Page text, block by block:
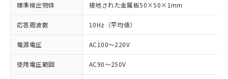
標準検出物体 接地された金属板50×50×1mm
応答周波数 10Hz（平均値）
電源電圧 AC100～220V
使用電圧範囲 AC90～250V